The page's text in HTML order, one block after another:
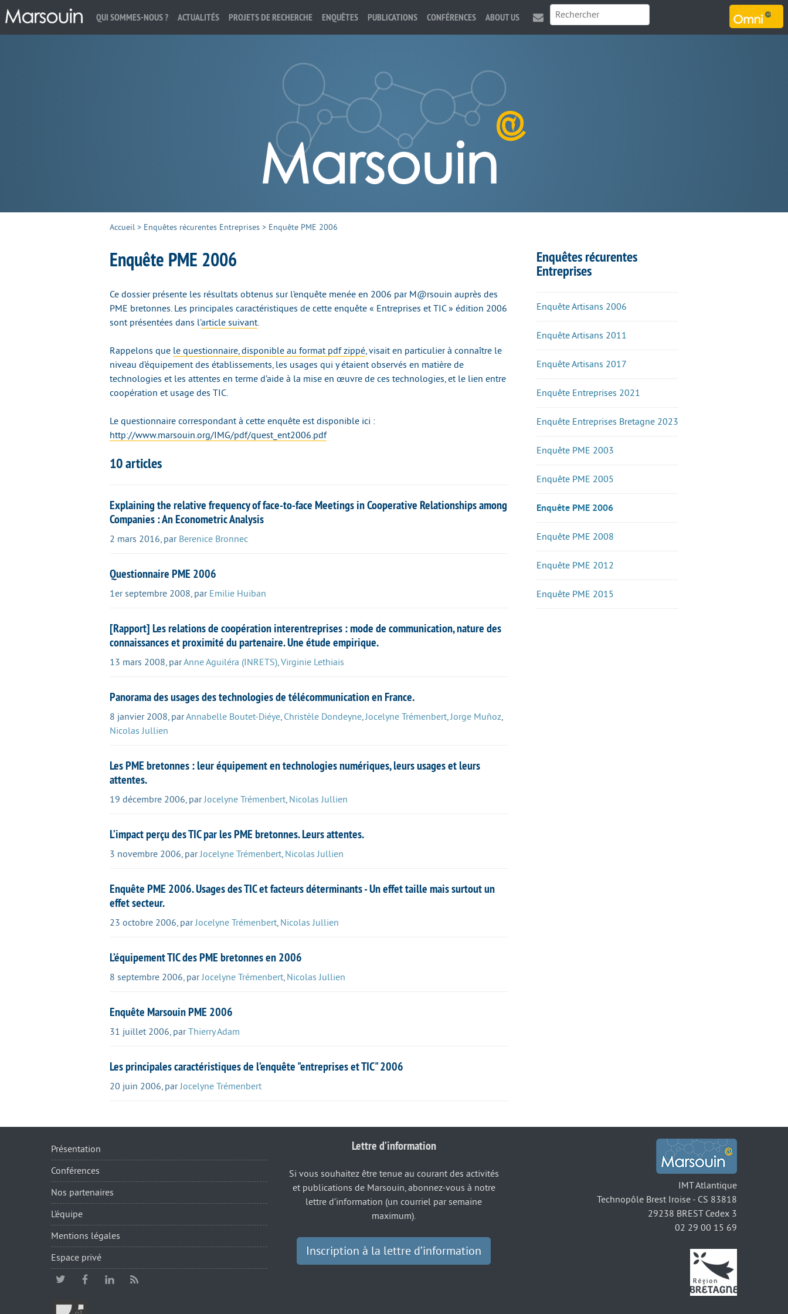
QUI SOMMES-NOUS ? ACTUALITÉS PROJETS DE RECHERCHE ENQUÊTES PUBLICATIONS CONFÉRENCES ABOUT US
Accueil > Enquêtes récurentes Entreprises > Enquête PME 2006
Enquête PME 2006
Ce dossier présente les résultats obtenus sur l’enquête menée en 2006 par M@rsouin auprès des
PME bretonnes. Les principales caractéristiques de cette enquête « Entreprises et TIC » édition 2006
sont présentées dans l’article suivant.
Rappelons que le questionnaire, disponible au format pdf zippé, visait en particulier à connaître le
niveau d’équipement des établissements, les usages qui y étaient observés en matière de
technologies et les attentes en terme d’aide à la mise en œuvre de ces technologies, et le lien entre
coopération et usage des TIC.
Le questionnaire correspondant à cette enquête est disponible ici :
http://www.marsouin.org/IMG/pdf/quest_ent2006.pdf
10 articles
Explaining the relative frequency of face-to-face Meetings in Cooperative Relationships among
Companies : An Econometric Analysis
2 mars 2016, par Berenice Bronnec
Questionnaire PME 2006
1er septembre 2008, par Emilie Huiban
[Rapport] Les relations de coopération interentreprises : mode de communication, nature des
connaissances et proximité du partenaire. Une étude empirique.
13 mars 2008, parAnne Aguiléra (INRETS),Virginie Lethiais
Panorama des usages des technologies de télécommunication en France.
8 janvier 2008, parAnnabelle Boutet-Diéye, Christèle Dondeyne,Jocelyne Trémenbert,Jorge Muñoz,
Nicolas Jullien
Les PME bretonnes : leur équipement en technologies numériques, leurs usages et leurs
attentes.
19 décembre 2006, parJocelyne Trémenbert, Nicolas Jullien
L’impact perçu des TIC par les PME bretonnes. Leurs attentes.
3 novembre 2006, parJocelyne Trémenbert, Nicolas Jullien
Enquête PME 2006. Usages des TIC et facteurs déterminants - Un effet taille mais surtout un
effet secteur.
23 octobre 2006, parJocelyne Trémenbert, Nicolas Jullien
L’équipement TIC des PME bretonnes en 2006
8 septembre 2006, parJocelyne Trémenbert, Nicolas Jullien
Enquête Marsouin PME 2006
31 juillet 2006, parThierry Adam
Les principales caractéristiques de l’enquête "entreprises et TIC" 2006
20 juin 2006, parJocelyne Trémenbert
Enquêtes récurentes
Entreprises
Enquête Artisans 2006
Enquête Artisans 2011
Enquête Artisans 2017
Enquête Entreprises 2021
Enquête Entreprises Bretagne 2023
Enquête PME 2003
Enquête PME 2005
Enquête PME 2006
Enquête PME 2008
Enquête PME 2012
Enquête PME 2015
Présentation
Conférences
Nos partenaires
L’équipe
Mentions légales
Espace privé
Lettre d’information
Si vous souhaitez être tenue au courant des activités
et publications de Marsouin, abonnez-vous à notre
lettre d’information (un courriel par semaine
maximum).
Inscription à la lettre d’information
IMT Atlantique
Technopôle Brest Iroise - CS 83818
29238 BREST Cedex 3
02 29 00 15 69